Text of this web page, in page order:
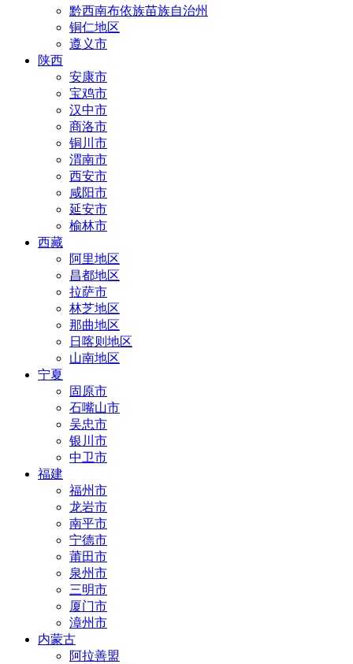
黔西南布依族苗族自治州
铜仁地区
遵义市
陕西
安康市
宝鸡市
汉中市
商洛市
铜川市
渭南市
西安市
咸阳市
延安市
榆林市
西藏
阿里地区
昌都地区
拉萨市
林芝地区
那曲地区
日喀则地区
山南地区
宁夏
固原市
石嘴山市
吴忠市
银川市
中卫市
福建
福州市
龙岩市
南平市
宁德市
莆田市
泉州市
三明市
厦门市
漳州市
内蒙古
阿拉善盟